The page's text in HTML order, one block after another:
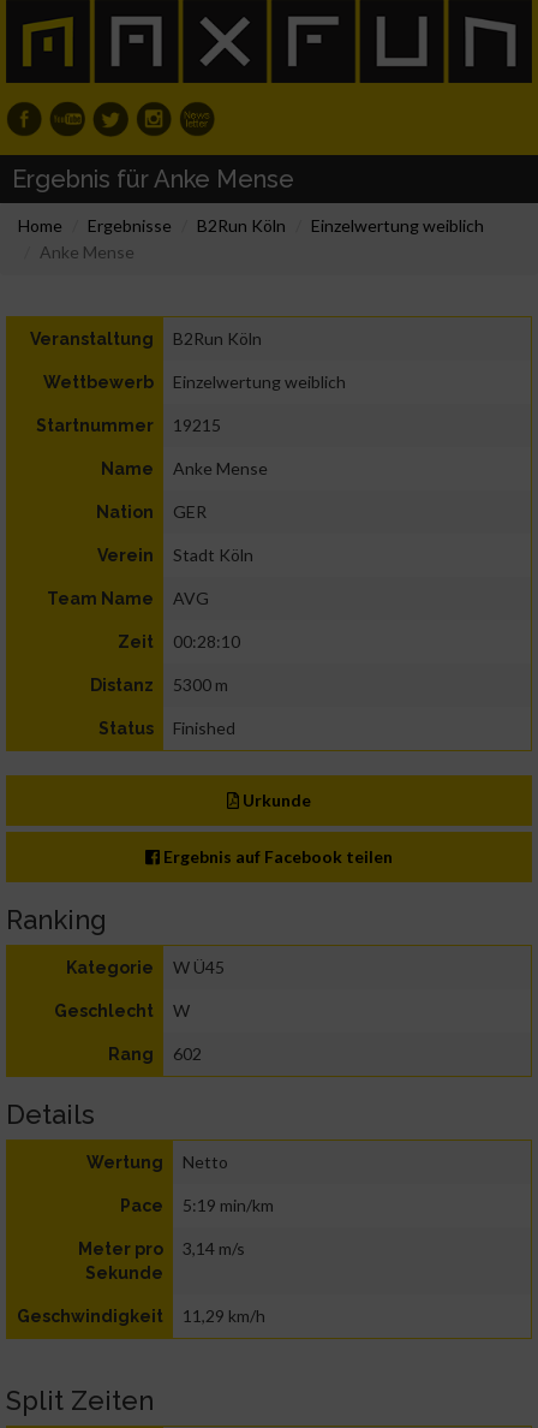
Ergebnis für Anke Mense
Home Ergebnisse B2Run Köln
Einzelwertung weiblich
Anke Mense
Veranstaltung B2Run Köln
Wettbewerb Einzelwertung weiblich
Startnummer 19215
Name Anke Mense
Nation GER
Verein Stadt Köln
Team Name AVG
Zeit 00:28:10
Distanz 5300 m
Status Finished
Urkunde
Ergebnis auf Facebook teilen
Ranking
Kategorie W Ü45
Geschlecht W
Rang 602
Details
Wertung Netto
Pace 5:19 min/km
Meter pro
Sekunde
3,14 m/s
Geschwindigkeit 11,29 km/h
Split Zeiten